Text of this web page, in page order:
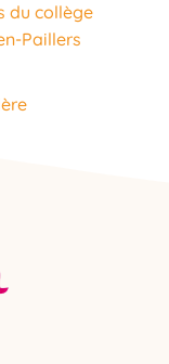
du collège
Paillers